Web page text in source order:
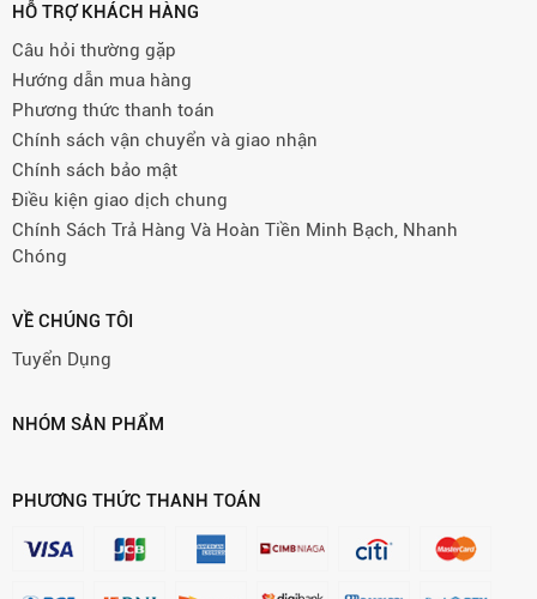
HỖ TRỢ KHÁCH HÀNG
Câu hỏi thường gặp
Hướng dẫn mua hàng
Phương thức thanh toán
Chính sách vận chuyển và giao nhận
Chính sách bảo mật
Điều kiện giao dịch chung
Chính Sách Trả Hàng Và Hoàn Tiền Minh Bạch, Nhanh
Chóng
VỀ CHÚNG TÔI
Tuyển Dụng
NHÓM SẢN PHẨM
PHƯƠNG THỨC THANH TOÁN